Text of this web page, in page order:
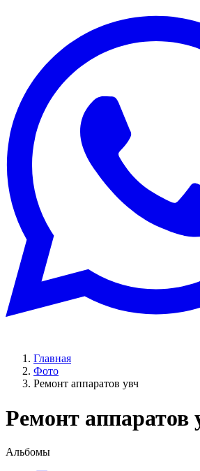
Главная
Фото
Ремонт аппаратов увч
Ремонт аппаратов
Альбомы